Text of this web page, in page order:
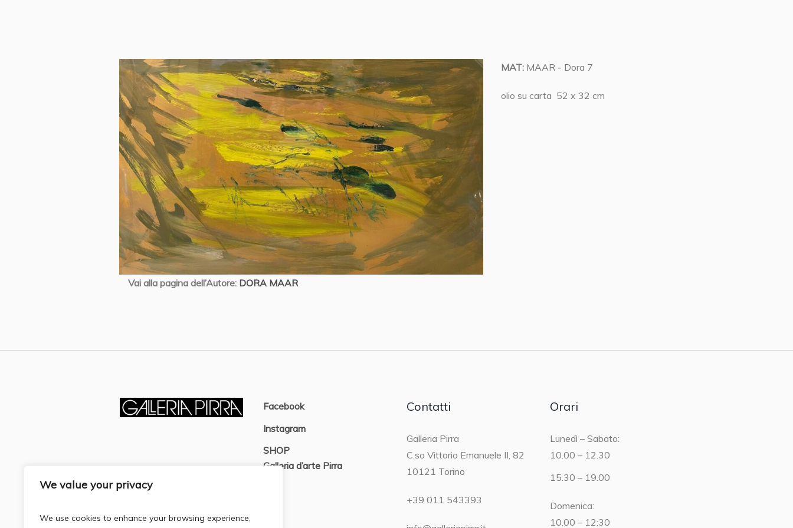
We value your privacy
We use cookies to enhance your browsing experience,
MAT: MAAR - Dora 7
olio su carta 52 x 32 cm
Vai alla pagina dell’Autore: DORA MAAR
Facebook
Instagram
SHOP
Galleria d’arte Pirra
Contatti
Galleria Pirra
C.so Vittorio Emanuele II, 82
10121 Torino
+39 011 543393
Orari
Lunedì – Sabato:
10.00 – 12.30
15.30 – 19.00
Domenica:
10.00 – 12:30